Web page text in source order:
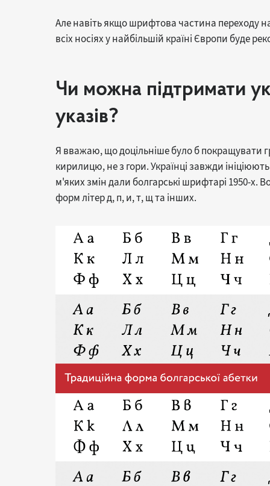
Але навіть якщо шрифтова частина переходу
всіх носіях у найбільшій країні Європи буде
Чи можна підтримати
указів?
Я вважаю, що доцільніше було б покращувати
кирилицю, не з гори. Українці завжди
м'яких змін дали болгарські шрифтарі 1950-х.
форм літер д, п, и, т, щ та інших.